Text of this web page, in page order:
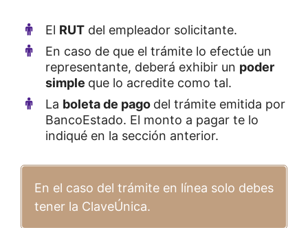
El RUT del empleador solicitante.
En caso de que el trámite lo efectúe un
representante, deberá exhibir un poder
simple que lo acredite como tal.
La boleta de pago del trámite emitida por
BancoEstado. El monto a pagar te lo
indiqué en la sección anterior.
En el caso del trámite en línea solo debes
tener la ClaveÚnica.